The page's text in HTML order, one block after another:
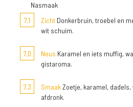
Nasmaak
7,1
Zicht Donkerbruin, troebel en
wit schuim.
7,0 Neus Karamel en iets muffig,
gistaroma.
7,3 SmaakZoetje, karamel,
afdronk.